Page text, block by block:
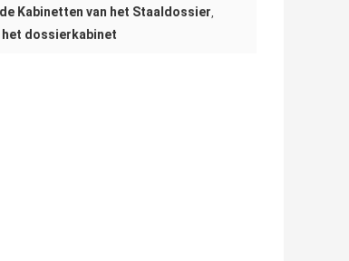
Kabinetten van het Staaldossier,
dossierkabinet